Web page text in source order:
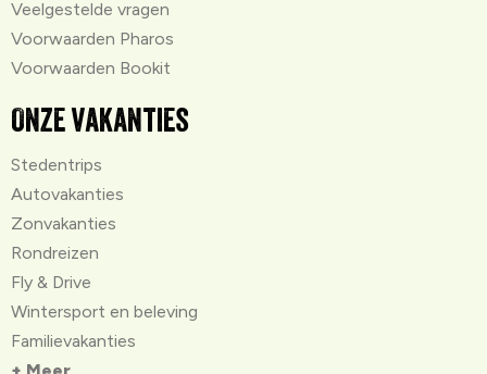
Veelgestelde vragen
Voorwaarden Pharos
Voorwaarden Bookit
Onze vakanties
Stedentrips
Autovakanties
Zonvakanties
Rondreizen
Fly & Drive
Wintersport en beleving
Familievakanties